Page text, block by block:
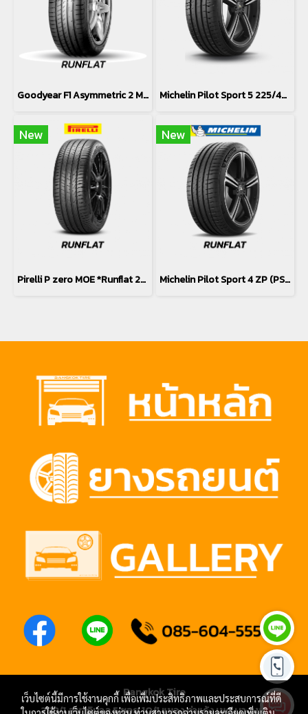
Goodyear F1 Asymmetric 2 MOE *Runflat 225/40R18 Michelin Pilot Sport 5 225/40R18
New
Pirelli P zero MOE *Runflat 225/40R18
New
Michelin Pilot Sport 4 ZP (PS4) *Runflat 225/40R18
Bangkok Tire
288/1 สุขาภิบาล 5 ซอย 10/1 แขวง ท่าแร้ง เขต บางเขน
เว็บไซต์นี้มีการใช้งานคุกกี้ เพื่อเพิ่มประสิทธิภาพและประสบการณ์ที่ดี